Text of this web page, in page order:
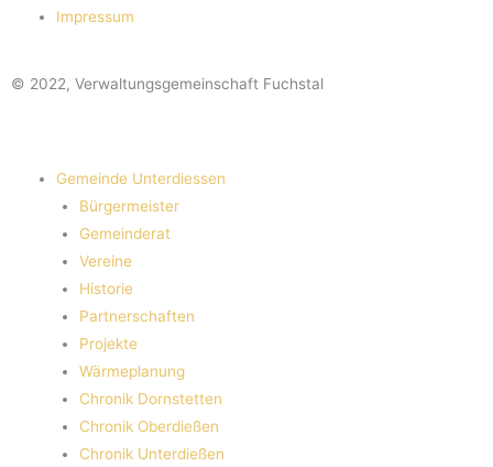
Impressum
© 2022, Verwaltungsgemeinschaft Fuchstal
Gemeinde Unterdiessen
Bürgermeister
Gemeinderat
Vereine
Historie
Partnerschaften
Projekte
Wärmeplanung
Chronik Dornstetten
Chronik Oberdießen
Chronik Unterdießen